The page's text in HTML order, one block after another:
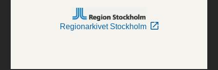
Regionarkivet Stockholm